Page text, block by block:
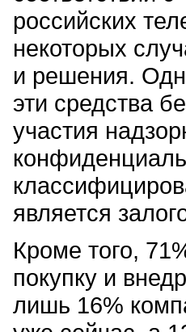
российских
некоторых
и решения.
эти средства
участия
является
Кроме того,
покупку и
лишь 16%